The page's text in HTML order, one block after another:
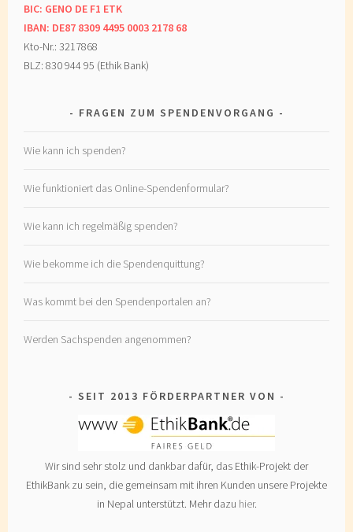
BIC: GENO DE F1 ETK
IBAN: DE87 8309 4495 0003 2178 68
Kto-Nr.: 3217868
BLZ: 830 944 95 (Ethik Bank)
FRAGEN ZUM SPENDENVORGANG
Wie kann ich spenden?
Wie funktioniert das Online-Spendenformular?
Wie kann ich regelmäßig spenden?
Wie bekomme ich die Spendenquittung?
Was kommt bei den Spendenportalen an?
Werden Sachspenden angenommen?
SEIT 2013 FÖRDERPARTNER VON
Wir sind sehr stolz und dankbar dafür, das Ethik-Projekt der
EthikBank zu sein, die gemeinsam mit ihren Kunden unsere Projekte
in Nepal unterstützt. Mehr dazu hier.